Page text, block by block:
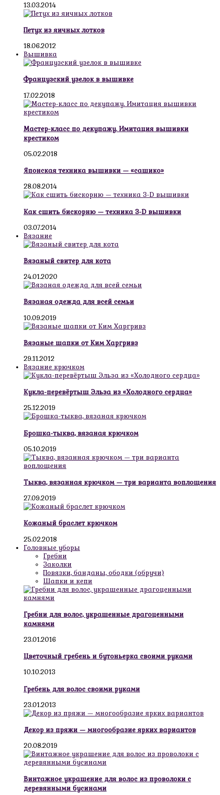
13.03.2014
Петух из яичных лотков
18.06.2012
Вышивка
Французский узелок в вышивке
17.02.2018
Мастер-класс по декупажу. Имитация вышивки
крестиком
05.02.2018
Японская техника вышивки — «сашико»
28.08.2014
Как сшить бискорню — техника 3-D вышивки
03.07.2014
Вязание
Вязаный свитер для кота
24.01.2020
Вязаная одежда для всей семьи
10.09.2019
Вязаные шапки от Ким Харгривз
29.11.2012
Вязание крючком
Кукла-перевёртыш Эльза из «Холодного сердца»
25.12.2019
Брошка-тыква, вязаная крючком
05.10.2019
Тыква, вязанная крючком — три варианта воплощения
27.09.2019
Кожаный браслет крючком
25.02.2018
Головные уборы
Гребни
Заколки
Повязки, банданы, ободки (обручи)
Шапки и кепи
Гребни для волос, украшенные драгоценными
камнями
23.01.2016
Цветочный гребень и бутоньерка своими руками
10.10.2013
Гребень для волос своими руками
23.01.2013
Декор из пряжи — многообразие ярких вариантов
20.08.2019
Винтажное украшение для волос из проволоки с
деревянными бусинами